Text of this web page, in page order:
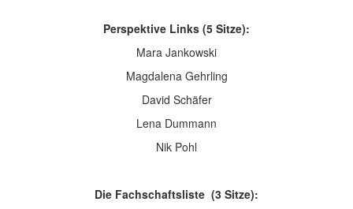
Perspektive Links (5 Sitze):
Mara Jankowski
Magdalena Gehrling
David Schäfer
Lena Dummann
Nik Pohl
Die Fachschaftsliste (3 Sitze):